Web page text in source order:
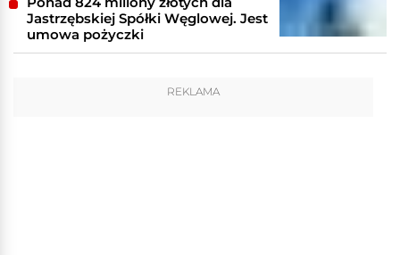
Jastrzębskiej Spółki Węglowej. Jest
umowa pożyczki
REKLAMA